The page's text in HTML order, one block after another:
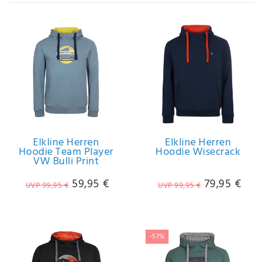
ANMERKUNGEN UND FILTERWÜNSCHE
Hiermit
bestätige
ich, dass
Daten­
Elkline Herren
Hoodie Team Player
VW Bulli Print
UVP 99,95 € 59,95 €
Elkline Herren
Hoodie Wisecrack
UVP 99,95 € 79,95 €
-57%